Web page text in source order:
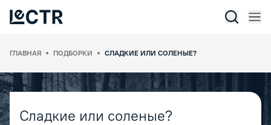
ГЛАВНАЯ ПОДБОРКИ СЛАДКИЕ ИЛИ СОЛЕНЫЕ?
Сладкие или соленые?